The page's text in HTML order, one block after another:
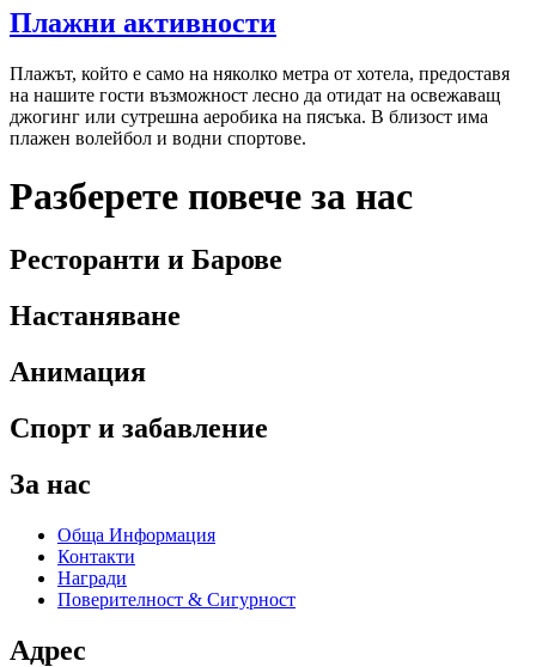
Плажни активности
Плажът, който е само на няколко метра от хотела, предоставя
на нашите гости възможност лесно да отидат на освежаващ
джогинг или сутрешна аеробика на пясъка. В близост има
плажен волейбол и водни спортове.
Разберете повече за нас
Ресторанти и Барове
Настаняване
Анимация
Спорт и забавление
За нас
Обща Информация
Контакти
Награди
Поверителност & Сигурност
Адрес